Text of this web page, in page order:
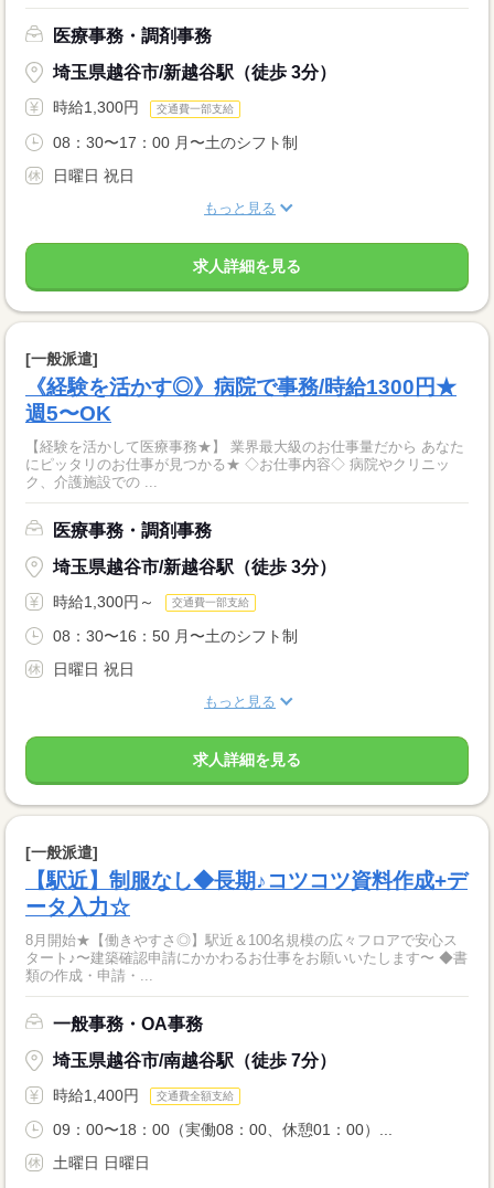
医療事務・調剤事務
埼玉県越谷市/新越谷駅（徒歩 3分）
時給1,300円 交通費一部支給
08：30〜17：00 月〜土のシフト制
日曜日 祝日
もっと見る
求人詳細を見る
[一般派遣]
《経験を活かす◎》病院で事務/時給1300円★
週5〜OK
【経験を活かして医療事務★】 業界最大級のお仕事量だから あなた
にピッタリのお仕事が見つかる★ ◇お仕事内容◇ 病院やクリニッ
ク、介護施設での ...
医療事務・調剤事務
埼玉県越谷市/新越谷駅（徒歩 3分）
時給1,300円～ 交通費一部支給
08：30〜16：50 月〜土のシフト制
日曜日 祝日
もっと見る
求人詳細を見る
[一般派遣]
【駅近】制服なし◆長期♪コツコツ資料作成+デ
ータ入力☆
8月開始★【働きやすさ◎】駅近＆100名規模の広々フロアで安心ス
タート♪〜建築確認申請にかかわるお仕事をお願いいたします〜 ◆書
類の作成・申請・...
一般事務・OA事務
埼玉県越谷市/南越谷駅（徒歩 7分）
時給1,400円 交通費全額支給
09：00〜18：00（実働08：00、休憩01：00）...
土曜日 日曜日